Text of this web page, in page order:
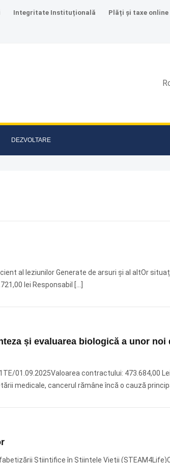
Integritate Instituțională Plăți și taxe online
DEZVOLTARE
al leziunilor Generate de arsuri și al altOr
lei Responsabil […]
și evaluarea biologică a unor
01.09.2025Valoarea contractului: 473.684,00
medicale, cancerul rămâne încă o cauză
Științifice în Științele Vieții